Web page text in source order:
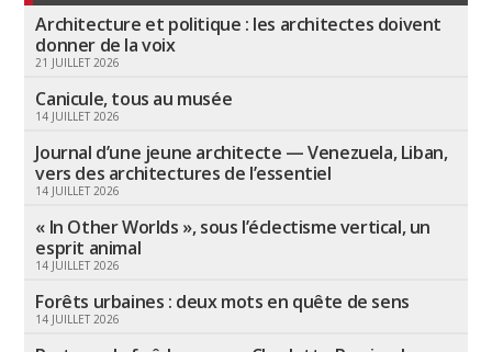
Architecture et politique : les architectes doivent
donner de la voix
21 JUILLET 2026
Canicule, tous au musée
14 JUILLET 2026
Journal d’une jeune architecte — Venezuela, Liban,
vers des architectures de l’essentiel
14 JUILLET 2026
« In Other Worlds », sous l’éclectisme vertical, un
esprit animal
14 JUILLET 2026
Forêts urbaines : deux mots en quête de sens
14 JUILLET 2026